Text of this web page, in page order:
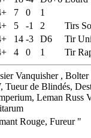
7 0
1
5 -1 2
Tirs
14 -3 D6
Tir
4 0 1 Tir
Vanquisher ,
Tueur de Blindés,
Leman Russ
Rouge, Fureur "